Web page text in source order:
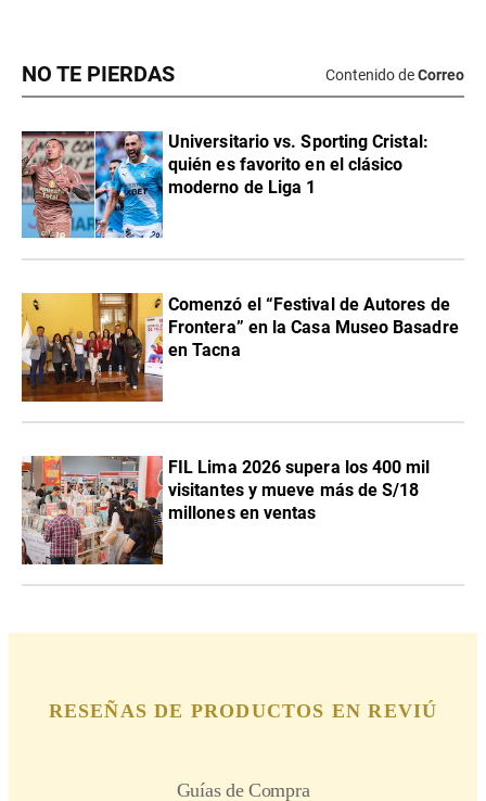
NO TE PIERDAS Contenido deCorreo
Universitario vs. Sporting Cristal:
quién es favorito en el clásico
moderno de Liga 1
Comenzó el “Festival de Autores de
Frontera” en la Casa Museo Basadre
en Tacna
FIL Lima 2026 supera los 400 mil
visitantes y mueve más de S/18
millones en ventas